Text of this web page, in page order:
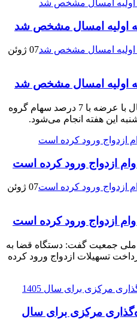
اولیه امسال مشخص شد
07 ژوئن
اولیه امسال مشخص شد
چهارمین عرضه اولیه امسال با عرضه با 7 درصد سهام گروه
این هفته انجام می‌شود.
ازدواج ورود کرده است
07 ژوئن
ازدواج ورود کرده است
جمعیت گفت: دستگاه قضا به
تسهیلات ازدواج ورود کرده
مرکزی برای سال